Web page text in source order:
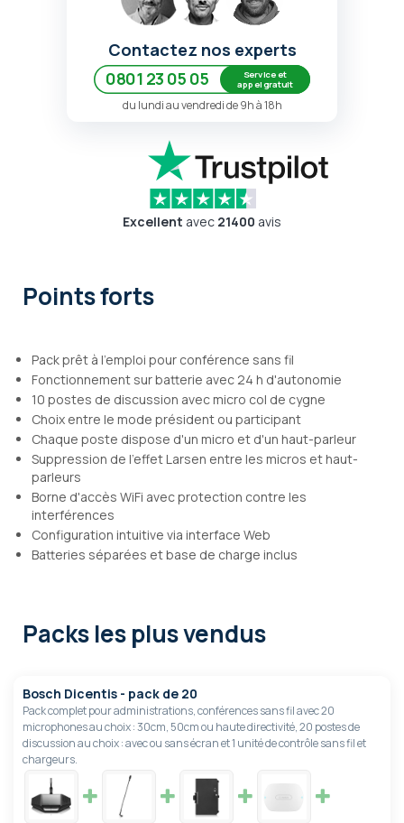
Contactez nos experts
0801 23 05 05
Service et
appel gratuit
du lundi au vendredi de 9h à 18h
Excellent avec 21400 avis
Points forts
Pack prêt à l'emploi pour conférence sans fil
Fonctionnement sur batterie avec 24 h d'autonomie
10 postes de discussion avec micro col de cygne
Choix entre le mode président ou participant
Chaque poste dispose d'un micro et d'un haut-parleur
Suppression de l'effet Larsen entre les micros et haut-
parleurs
Borne d'accès WiFi avec protection contre les
interférences
Configuration intuitive via interface Web
Batteries séparées et base de charge inclus
Packs les plus vendus
Bosch Dicentis - pack de 20
Pack complet pour administrations, conférences sans fil avec 20
microphones au choix : 30cm, 50cm ou haute directivité, 20 postes de
discussion au choix : avec ou sans écran et 1 unité de contrôle sans fil et
chargeurs.